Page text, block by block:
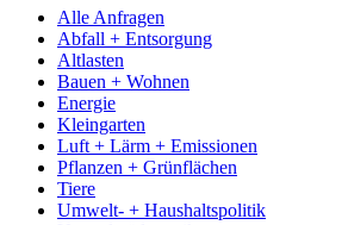
Alle Anfragen
Abfall + Entsorgung
Altlasten
Bauen + Wohnen
Energie
Kleingarten
Luft + Lärm + Emissionen
Pflanzen + Grünflächen
Tiere
Umwelt- + Haushaltspolitik